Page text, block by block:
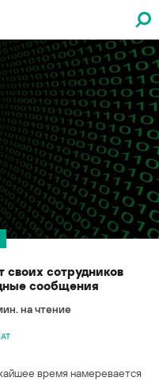
сотрудников
сообщения
на чтение
время намеревается